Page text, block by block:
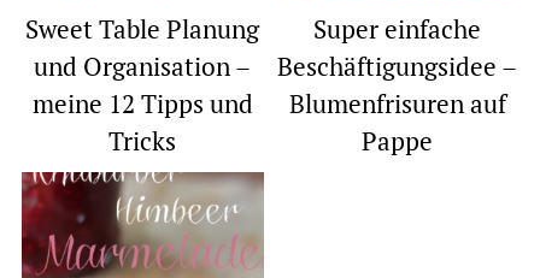
Sweet Table Planung
und Organisation –
meine 12 Tipps und
Tricks
Super einfache
Beschäftigungsidee –
Blumenfrisuren auf
Pappe